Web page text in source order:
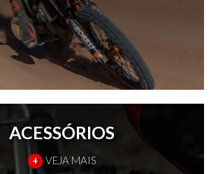
ACESSÓRIOS
+ VEJA MAIS